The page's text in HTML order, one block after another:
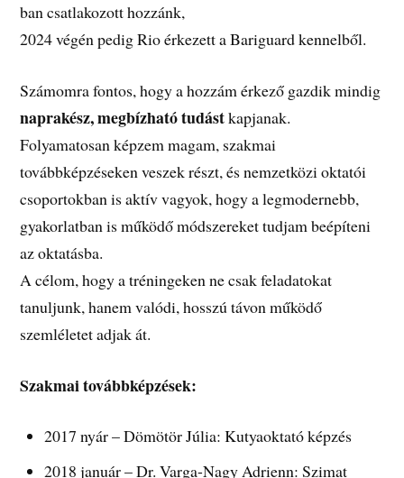
ban csatlakozott hozzánk,
2024 végén pedig Rio érkezett a Bariguard kennelből.
Számomra fontos, hogy a hozzám érkező gazdik mindig
naprakész, megbízható tudástkapjanak.
Folyamatosan képzem magam, szakmai
továbbképzéseken veszek részt, és nemzetközi oktatói
csoportokban is aktív vagyok, hogy a legmodernebb,
gyakorlatban is működő módszereket tudjam beépíteni
az oktatásba.
A célom, hogy a tréningeken ne csak feladatokat
tanuljunk, hanem valódi, hosszú távon működő
szemléletet adjak át.
Szakmai továbbképzések:
2017 nyár – Dömötör Júlia: Kutyaoktató képzés
2018 január – Dr. Varga-Nagy Adrienn: Szimat